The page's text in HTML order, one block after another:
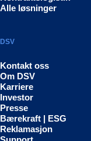
Alle løsninger
DSV
Kontakt oss
Om DSV
Karriere
Investor
Presse
Bærekraft | ESG
Reklamasjon